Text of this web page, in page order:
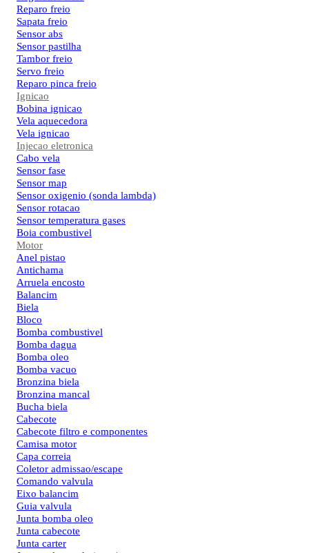
Reparo freio
Sapata freio
Sensor abs
Sensor pastilha
Tambor freio
Servo freio
Reparo pinca freio
Ignicao
Bobina ignicao
Vela aquecedora
Vela ignicao
Injecao eletronica
Cabo vela
Sensor fase
Sensor map
Sensor oxigenio (sonda lambda)
Sensor rotacao
Sensor temperatura gases
Boia combustivel
Motor
Anel pistao
Antichama
Arruela encosto
Balancim
Biela
Bloco
Bomba combustivel
Bomba dagua
Bomba oleo
Bomba vacuo
Bronzina biela
Bronzina mancal
Bucha biela
Cabecote
Cabecote filtro e componentes
Camisa motor
Capa correia
Coletor admissao/escape
Comando valvula
Eixo balancim
Guia valvula
Junta bomba oleo
Junta cabecote
Junta carter